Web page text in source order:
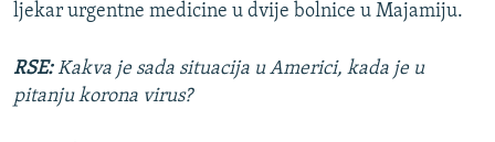
ljekar urgentne medicine u dvije bolnice u Majamiju.
RSE:Kakva je sada situacija u Americi, kada je u
pitanju korona virus?